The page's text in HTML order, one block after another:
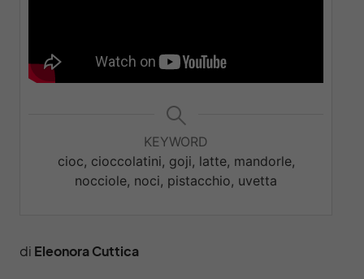
KEYWORD
cioc, cioccolatini, goji, latte, mandorle,
nocciole, noci, pistacchio, uvetta
di Eleonora Cuttica